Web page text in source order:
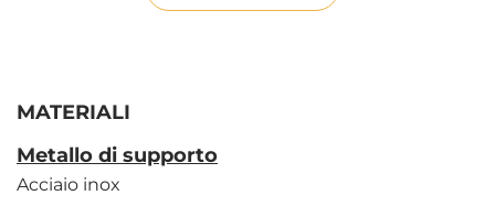
MATERIALI
Metallo di supporto
Acciaio inox